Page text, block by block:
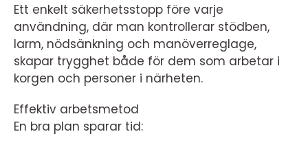
Ett enkelt säkerhetsstopp före varje
användning, där man kontrollerar stödben,
larm, nödsänkning och manöverreglage,
skapar trygghet både för dem som arbetar i
korgen och personer i närheten.
Effektiv arbetsmetod
En bra plan sparar tid: